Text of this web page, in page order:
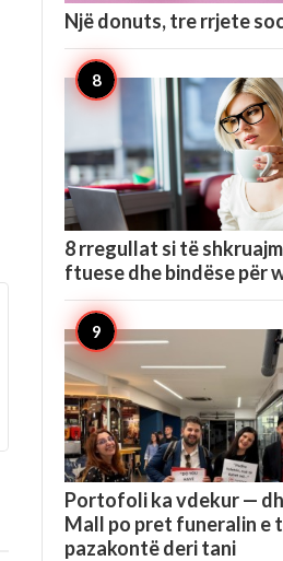
Një donuts, tre rrjete
8 rregullat si të
ftuese dhe bindëse për
Portofoli ka vdekur —
Mall po pret funeralin e
pazakontë deri tani